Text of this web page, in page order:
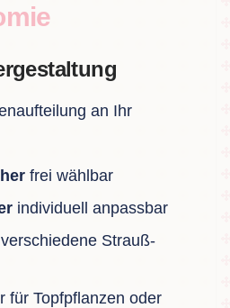
an Ihr
frei wählbar
individuell anpassbar
Strauß-
für Topfpflanzen oder